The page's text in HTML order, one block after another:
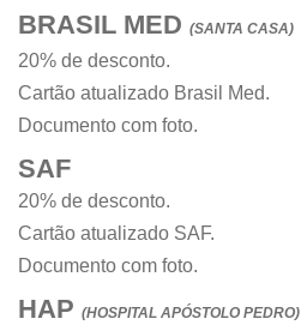
BRASIL MED (SANTA CASA)
20% de desconto.
Cartão atualizado Brasil Med.
Documento com foto.
SAF
20% de desconto.
Cartão atualizado SAF.
Documento com foto.
HAP (HOSPITAL APÓSTOLO PEDRO)